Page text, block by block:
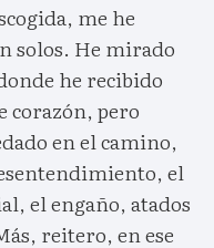
me he
solos. He mirado
he recibido
corazón, pero
en el camino,
el
el engaño, atados
reitero, en ese